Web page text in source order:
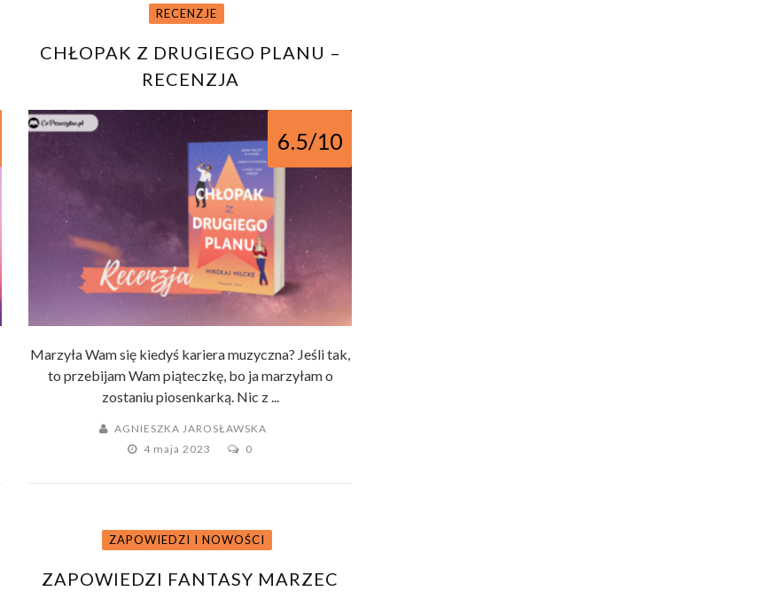
RECENZJE
CHŁOPAK Z DRUGIEGO PLANU –
RECENZJA
6.5/10
Marzyła Wam się kiedyś kariera muzyczna? Jeśli tak,
to przebijam Wam piąteczkę, bo ja marzyłam o
zostaniu piosenkarką. Nic z ...
AGNIESZKA JAROSŁAWSKA
4 maja 2023
0
ZAPOWIEDZI I NOWOŚCI
ZAPOWIEDZI FANTASY MARZEC